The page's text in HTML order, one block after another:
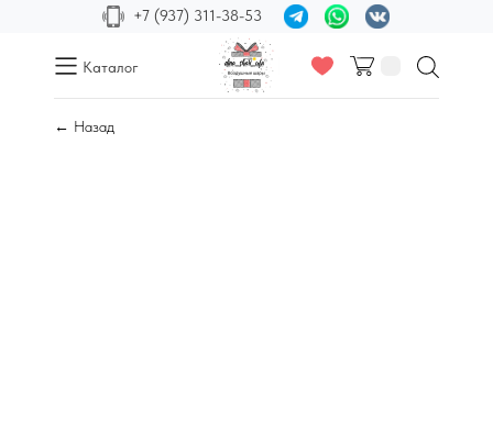
+7 (937) 311-38-53
Каталог
← Назад